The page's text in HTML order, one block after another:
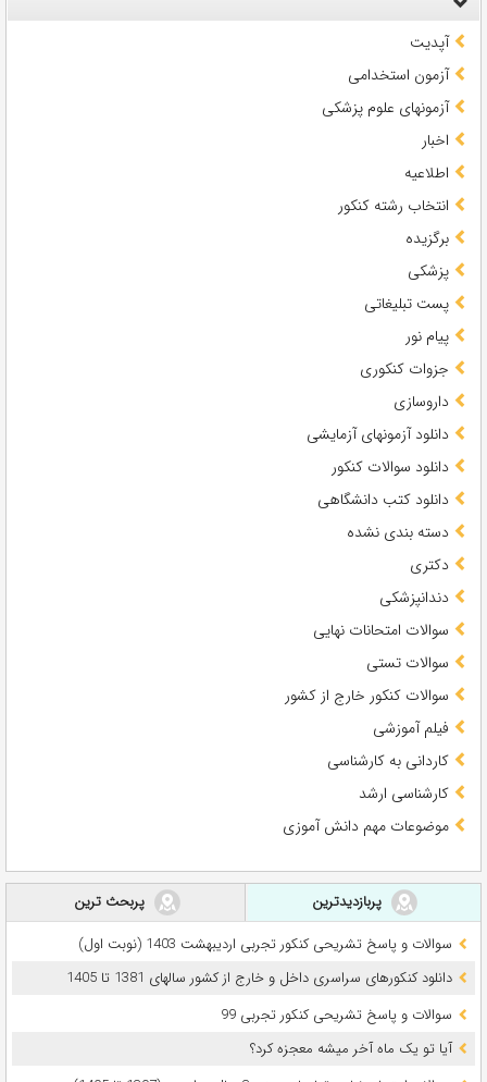
آپدیت
آزمون استخدامی
آزمونهای علوم پزشکی
اخبار
اطلاعیه
انتخاب رشته کنکور
برگزیده
پزشکی
پست تبلیغاتی
پیام نور
جزوات کنکوری
داروسازی
دانلود آزمونهای آزمایشی
دانلود سوالات کنکور
دانلود کتب دانشگاهی
دسته بندی نشده
دکتری
دندانپزشکی
سوالات امتحانات نهایی
سوالات تستی
سوالات کنکور خارج از کشور
فیلم آموزشی
کاردانی به کارشناسی
کارشناسی ارشد
موضوعات مهم دانش آموزی
پربازدیدترین
پربحث ترین
سوالات و پاسخ تشریحی کنکور تجربی اردیبهشت 1403 (نوبت اول)
دانلود کنکورهای سراسری داخل و خارج از کشور سالهای 1381 تا 1405
سوالات و پاسخ تشریحی کنکور تجربی 99
آیا تو یک ماه آخر میشه معجزه کرد؟